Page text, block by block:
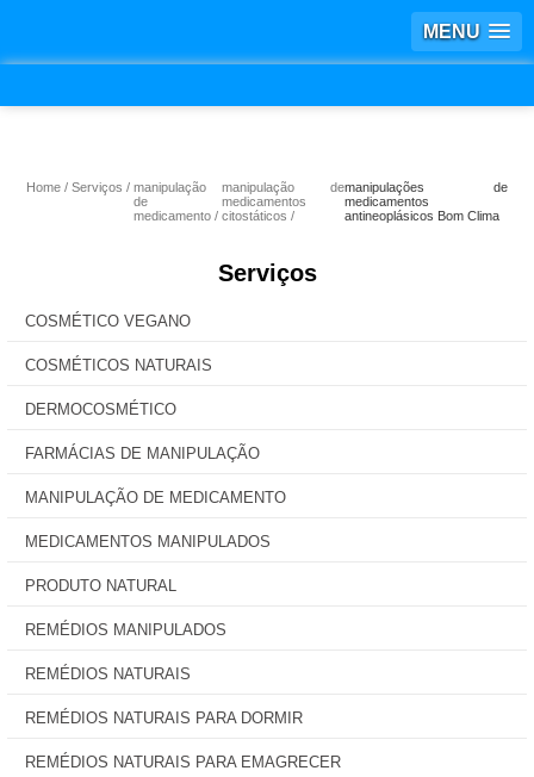
MENU
Home Serviços
manipulação
de
medicamento
manipulação de
medicamentos
citostáticos
manipulações de
medicamentos
antineoplásicos Bom Clima
Serviços
COSMÉTICO VEGANO
COSMÉTICOS NATURAIS
DERMOCOSMÉTICO
FARMÁCIAS DE MANIPULAÇÃO
MANIPULAÇÃO DE MEDICAMENTO
MEDICAMENTOS MANIPULADOS
PRODUTO NATURAL
REMÉDIOS MANIPULADOS
REMÉDIOS NATURAIS
REMÉDIOS NATURAIS PARA DORMIR
REMÉDIOS NATURAIS PARA EMAGRECER